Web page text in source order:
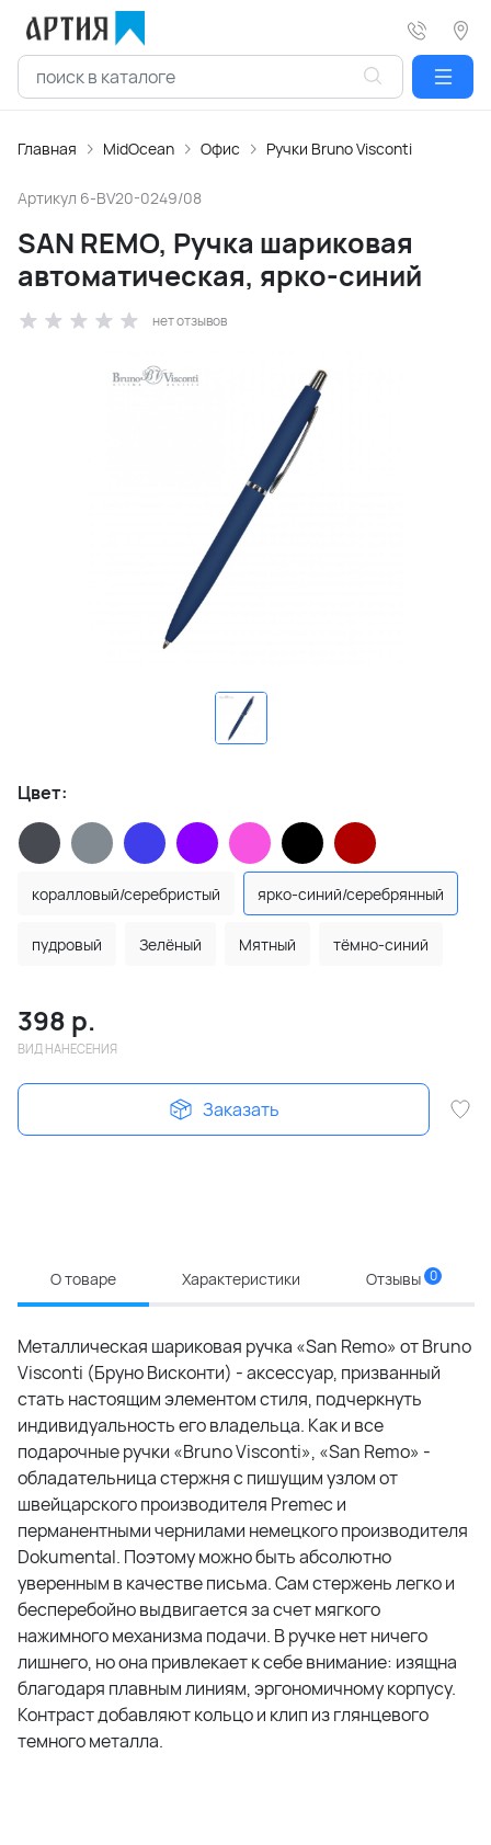
Главная MidOcean Офис Ручки Bruno Visconti
Артикул 6-BV20-0249/08
SAN REMО, Ручка шариковая
автоматическая, ярко-синий
нет отзывов
Цвет:
коралловый/серебристый ярко-синий/серебрянный
пудровый Зелёный Мятный тёмно-синий
398 р.
ВИД НАНЕСЕНИЯ
Заказать
О товаре Характеристики Отзывы 0
Металлическая шариковая ручка «San Remo» от Bruno
Visconti (Бруно Висконти) - аксессуар, призванный
стать настоящим элементом стиля, подчеркнуть
индивидуальность его владельца. Как и все
подарочные ручки «Bruno Visconti», «San Remo» -
обладательница стержня с пишущим узлом от
швейцарского производителя Premec и
перманентными чернилами немецкого производителя
Dokumental. Поэтому можно быть абсолютно
уверенным в качестве письма. Сам стержень легко и
бесперебойно выдвигается за счет мягкого
нажимного механизма подачи. В ручке нет ничего
лишнего, но она привлекает к себе внимание: изящна
благодаря плавным линиям, эргономичному корпусу.
Контраст добавляют кольцо и клип из глянцевого
темного металла.